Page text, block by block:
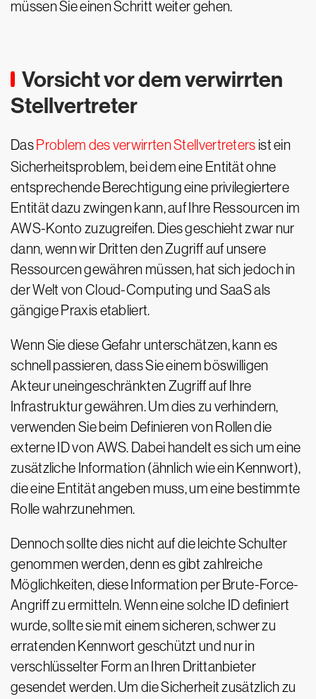
müssen Sie einen Schritt weiter gehen.
Vorsicht vor dem verwirrten
Stellvertreter
Das Problem des verwirrten Stellvertreters ist ein
Sicherheitsproblem, bei dem eine Entität ohne
entsprechende Berechtigung eine privilegiertere
Entität dazu zwingen kann, auf Ihre Ressourcen im
AWS-Konto zuzugreifen. Dies geschieht zwar nur
dann, wenn wir Dritten den Zugriff auf unsere
Ressourcen gewähren müssen, hat sich jedoch in
der Welt von Cloud-Computing und SaaS als
gängige Praxis etabliert.
Wenn Sie diese Gefahr unterschätzen, kann es
schnell passieren, dass Sie einem böswilligen
Akteur uneingeschränkten Zugriff auf Ihre
Infrastruktur gewähren. Um dies zu verhindern,
verwenden Sie beim Definieren von Rollen die
externe ID von AWS. Dabei handelt es sich um eine
zusätzliche Information (ähnlich wie ein Kennwort),
die eine Entität angeben muss, um eine bestimmte
Rolle wahrzunehmen.
Dennoch sollte dies nicht auf die leichte Schulter
genommen werden, denn es gibt zahlreiche
Möglichkeiten, diese Information per Brute-Force-
Angriff zu ermitteln. Wenn eine solche ID definiert
wurde, sollte sie mit einem sicheren, schwer zu
erratenden Kennwort geschützt und nur in
verschlüsselter Form an Ihren Drittanbieter
gesendet werden. Um die Sicherheit zusätzlich zu